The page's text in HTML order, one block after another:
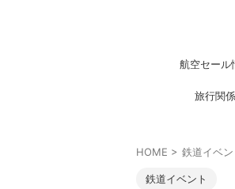
航空セール
旅行関係
HOME > 鉄道イベン
鉄道イベント